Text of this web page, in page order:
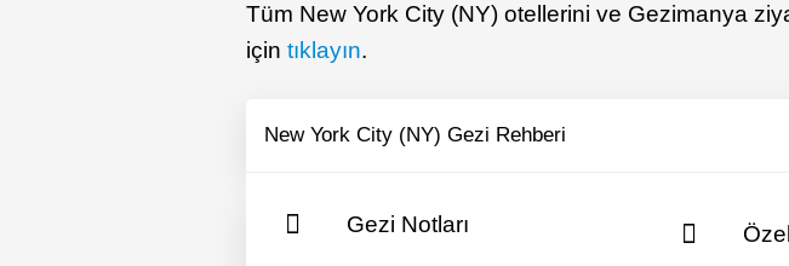
Tüm New York City (NY) otellerini ve Gezimanya
içintıklayın.
New York City (NY) Gezi Rehberi
Gezi Notları